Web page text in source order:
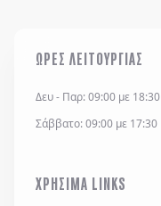
ΩΡΕΣ ΛΕΙΤΟΥΡΓΙΑΣ
Δευ - Παρ: 09:00 με 18:30
Σάββατο: 09:00 με 17:30
ΧΡΗΣΙΜΑ LINKS